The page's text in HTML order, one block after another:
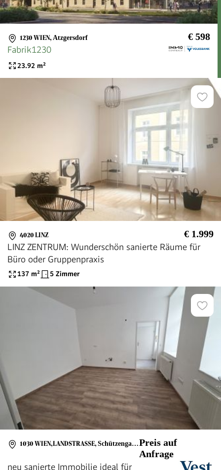
1230 WIEN, Atzgersdorf € 598
Fabrik1230
23.92 m²
4020 LINZ € 1.999
LINZ ZENTRUM: Wunderschön sanierte Räume für
Büro oder Gruppenpraxis
137 m² 5 Zimmer
1030 WIEN,LANDSTRASSE , Schützengasse
Preis auf
Anfrage
neu sanierte Immobilie ideal für